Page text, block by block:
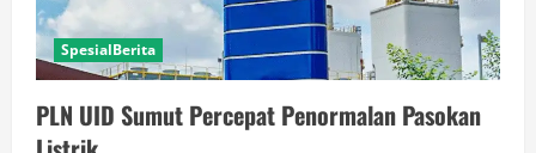
SpesialBerita
PLN UID Sumut Percepat Penormalan Pasokan